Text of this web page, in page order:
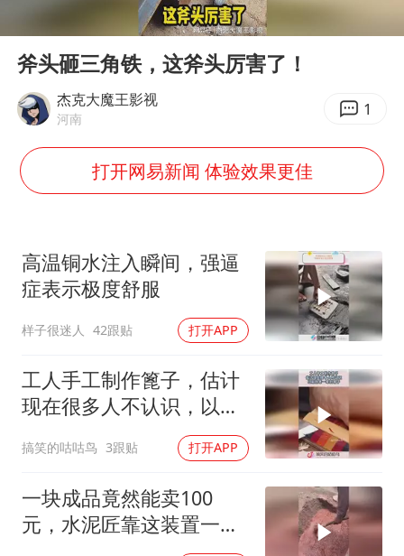
38岁演员求职万岁山NPC成功
国乒男单横滨冠军赛全军覆没
胡彦斌获《歌手2026》歌王
胜宏科技：股票交易异常波动
东航：国内客票提前14天免费退改
名创优品回应女子吐槽内裤质量差
日本试射“战斧”导弹，国防部回应
胡彦斌韩磊 谁帮谁
夯实基础开新局
Play
斧头砸三角铁，这斧头厉害了！
杰克大魔王影视
河南 1
打开网易新闻 体验效果更佳
高温铜水注入瞬间，强逼
症表示极度舒服
样子很迷人 42跟贴 打开APP
工人手工制作篦子，估计
现在很多人不认识，以前
搞笑的咕咕鸟 3跟贴 打开APP
一块成品竟然能卖100
元，水泥匠靠这装置一年